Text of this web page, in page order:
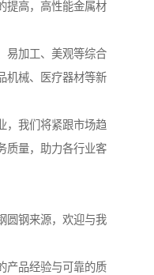
提高，高性能金属材
易加工、美观等综合
机械、医疗器材等新
，我们将紧跟市场趋
质量，助力各行业客
圆钢来源，欢迎与我
产品经验与可靠的质